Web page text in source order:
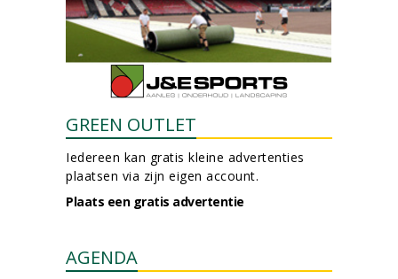
GREEN OUTLET
Iedereen kan gratis kleine advertenties
plaatsen via zijn eigen account.
Plaats een gratis advertentie
AGENDA